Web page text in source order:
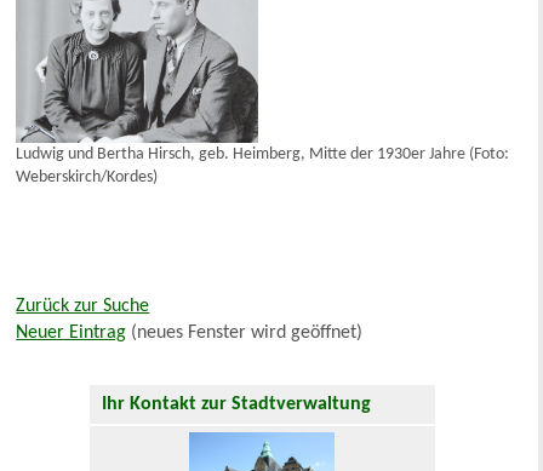
Ludwig und Bertha Hirsch, geb. Heimberg, Mitte der 1930er Jahre (Foto:
Weberskirch/Kordes)
Zurück zur Suche
Neuer Eintrag (neues Fenster wird geöffnet)
Ihr Kontakt zur Stadtverwaltung